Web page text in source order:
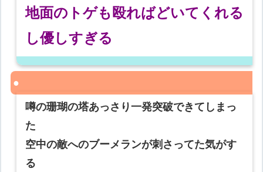
地面のトゲも殴ればどいてくれる
し優しすぎる
噂の珊瑚の塔あっさり一発突破できてしまっ
た
空中の敵へのブーメランが刺さってた気がす
る